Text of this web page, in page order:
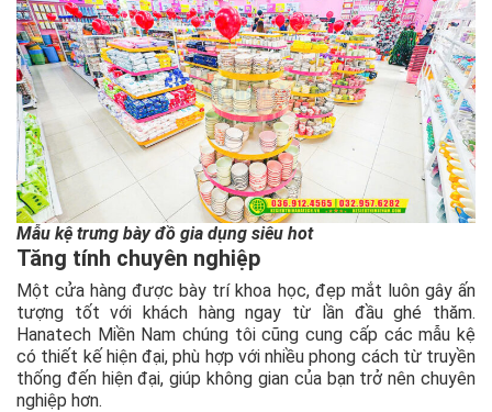
Mẫu kệ trưng bày đồ gia dụng siêu hot
Tăng tính chuyên nghiệp
Một cửa hàng được bày trí khoa học, đẹp mắt luôn gây ấn
tượng tốt với khách hàng ngay từ lần đầu ghé thăm.
Hanatech Miền Nam chúng tôi cũng cung cấp các mẫu kệ
có thiết kế hiện đại, phù hợp với nhiều phong cách từ truyền
thống đến hiện đại, giúp không gian của bạn trở nên chuyên
nghiệp hơn.